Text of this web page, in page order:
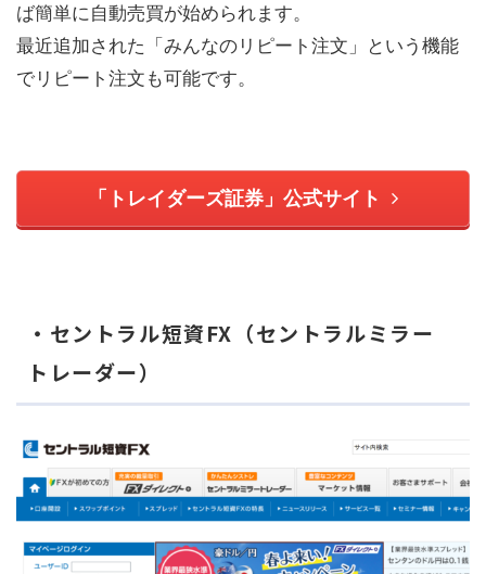
ば簡単に自動売買が始められます。
最近追加された「みんなのリピート注文」という機能
でリピート注文も可能です。
「トレイダーズ証券」公式サイト
・セントラル短資FX（セントラルミラー
トレーダー）